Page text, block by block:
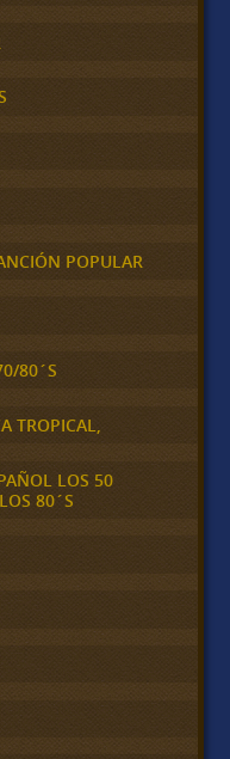
POPULAR
80´S
TROPICAL,
LOS 50
80´S